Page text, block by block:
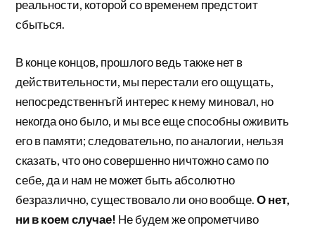
реальности, которой со временем предстоит
сбыться.
В конце концов, прошлого ведь также нет в
действительности, мы перестали его ощущать,
непосредственнъгй интерес к нему миновал, но
некогда оно было, и мы все еще способны оживить
его в памяти; следовательно, по аналогии, нельзя
сказать, что оно совершенно ничтожно само по
себе, да и нам не может быть абсолютно
безразлично, существовало ли оно вообще.О нет,
ни в коем случае! Не будем же опрометчиво